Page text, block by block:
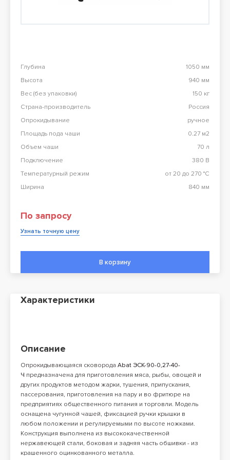
Перезвоните мне
Глубина
1050 мм
Высота
940 мм
Вес (без упаковки)
150 кг
Страна-производитель
Россия
Опрокидывание
ручное
Площадь пода чаши
0.27 м2
Объем чаши
70 л
Подключение
380 В
Температурный режим
от 20 до 270 °С
Ширина
840 мм
По запросу
Узнать точную цену
В корзину
Характеристики
Описание
Опрокидывающаяся сковорода Abat ЭСК-90-0,27-40-
Ч предназначена для приготовления мяса, рыбы, овощей и
других продуктов методом жарки, тушения, припускания,
пассерования, приготовления на пару и во фритюре на
предприятиях общественного питания и торговли. Модель
оснащена чугунной чашей, фиксацией ручки крышки в
любом положении и регулируемыми по высоте ножками.
Конструкция выполнена из высококачественной
нержавеющей стали, боковая и задняя часть обшивки - из
крашенного оцинкованного металла.